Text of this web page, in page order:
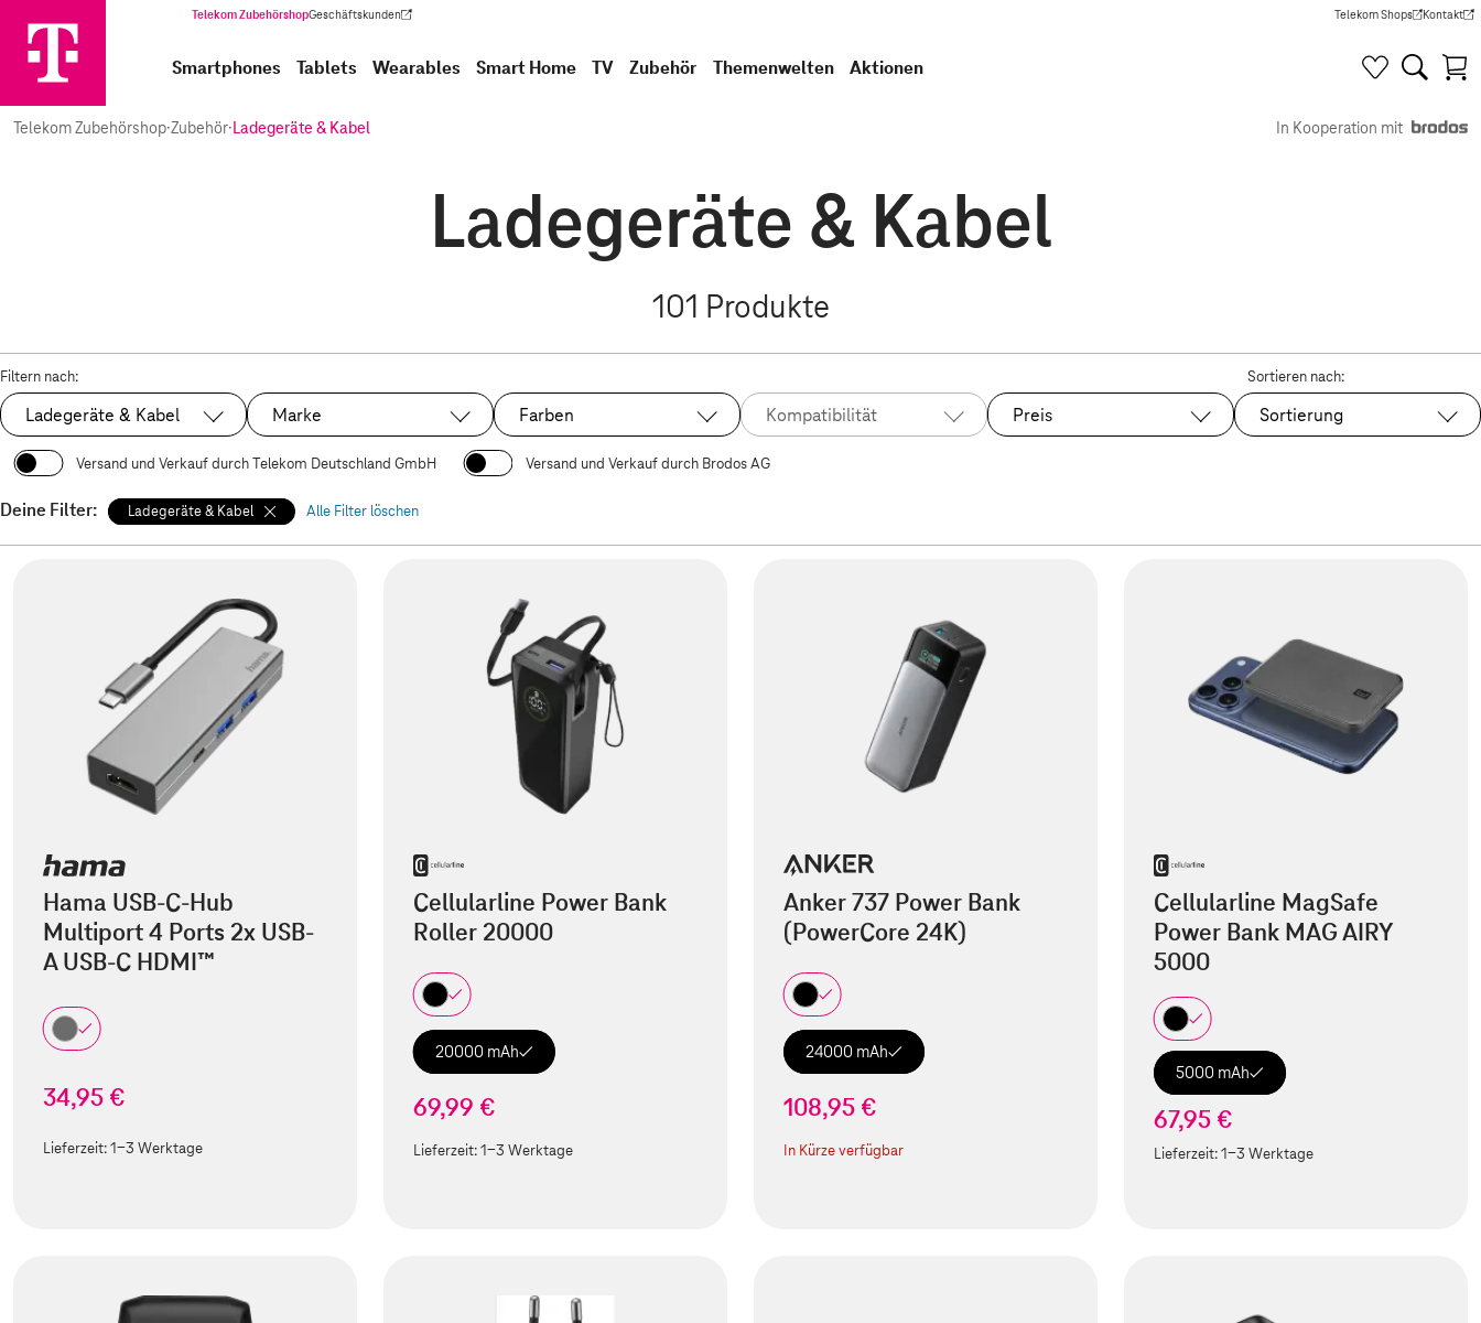
Telekom ZubehörshopGeschäftskunden
(Wird in einem neuen Tab geöffnet) Telekom Shops
(Wird in einem neuen Tab
Kontakt
(Wird in
Smartphones Tablets Wearables Smart Home TV Zubehör Themenwelten Aktionen
Telekom Zubehörshop·Zubehör·Ladegeräte & Kabel In Kooperation mit
Ladegeräte & Kabel
101 Produkte
Filtern nach:
Ausgewählt:
Ladegeräte & Kabel Marke Farben Kompatibilität Preis
Sortieren nach:
Sortierung
Versand und Verkauf durch Telekom Deutschland GmbH Versand und Verkauf durch Brodos AG
Deine Filter: Ladegeräte & Kabel Alle Filter löschen
Hama USB-C-Hub
Multiport 4 Ports 2x USB-
A USB-C HDMI™
34,95 €
Lieferzeit:1-3 Werktage
Cellularline Power Bank
Roller 20000
20000 mAh
69,99 €
Lieferzeit:1-3 Werktage
Anker 737 Power Bank
(PowerCore 24K)
24000 mAh
108,95 €
In Kürze verfügbar
Cellularline MagSafe
Power Bank MAG AIRY
5000
5000 mAh
67,95 €
Lieferzeit:1-3 Werktage